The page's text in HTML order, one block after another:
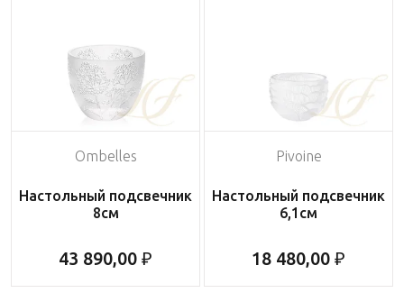
Ombelles
Настольный подсвечник
8см
43 890,00 ₽
Pivoine
Настольный подсвечник
6,1см
18 480,00 ₽